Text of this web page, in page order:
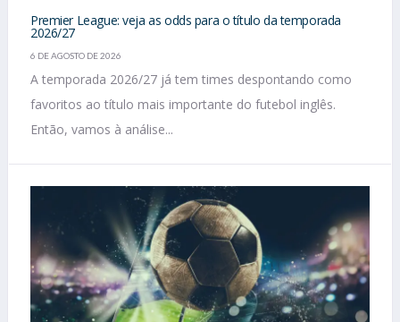
Premier League: veja as odds para o título da temporada
2026/27
6 DE AGOSTO DE 2026
A temporada 2026/27 já tem times despontando como
favoritos ao título mais importante do futebol inglês.
Então, vamos à análise...